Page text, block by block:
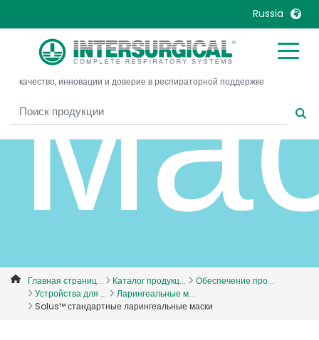
Russia
United Kingdom
United States
Belgique, Français
Canada, English
Canada, Français
Denmark
Deutschland
Italia
Malaysia
Mexico
Nederlands
Russia
качество, инновации и доверие в респираторной поддержке
Главная страниц... Каталог продукц...
Обеспечение про...
Устройства для ...
Ларингеальные м...
Solus™ стандартные ларингеальные маски